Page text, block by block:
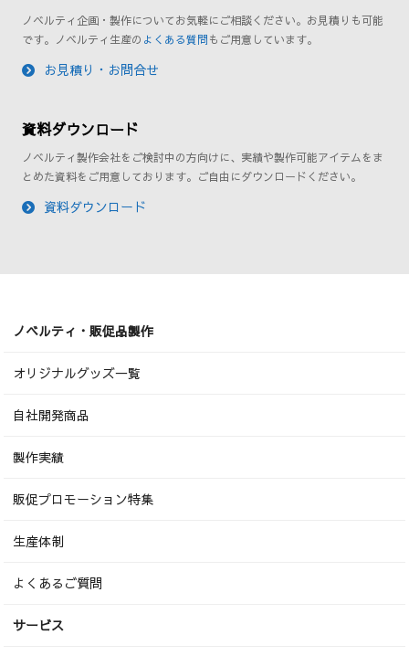
ノベルティ企画・製作についてお気軽にご相談ください。お見積りも可能
です。ノベルティ生産の よくある質問もご用意しています。
お見積り・お問合せ
資料ダウンロード
ノベルティ製作会社をご検討中の方向けに、実績や製作可能アイテムをま
とめた資料をご用意しております。ご自由にダウンロードください。
資料ダウンロード
ノベルティ・販促品製作
オリジナルグッズ一覧
自社開発商品
製作実績
販促プロモーション特集
生産体制
よくあるご質問
サービス